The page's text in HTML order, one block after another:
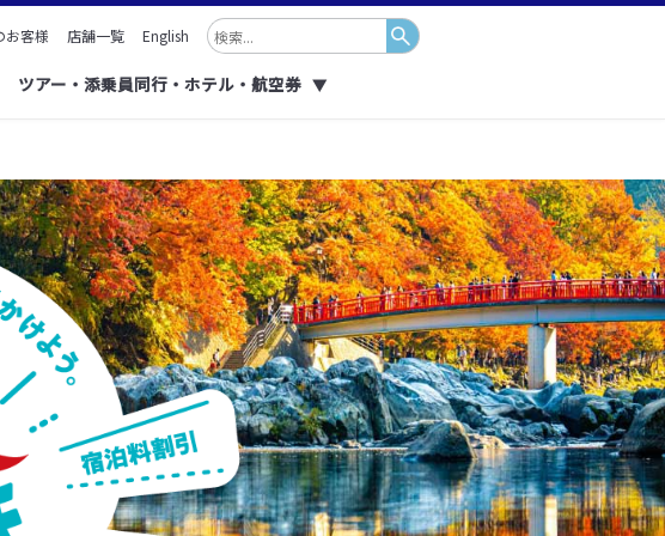
お客様 店舗一覧 English
ツアー・添乗員同行・ホテル・航空券 ▼